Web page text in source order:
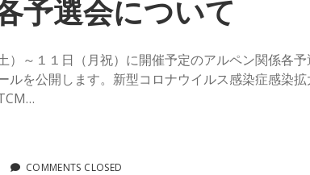
】
予選会について
）～１１日（月祝）に開催予定のアルペン関係各
ルを公開します。新型コロナウイルス感染症感染
COMMENTS CLOSED